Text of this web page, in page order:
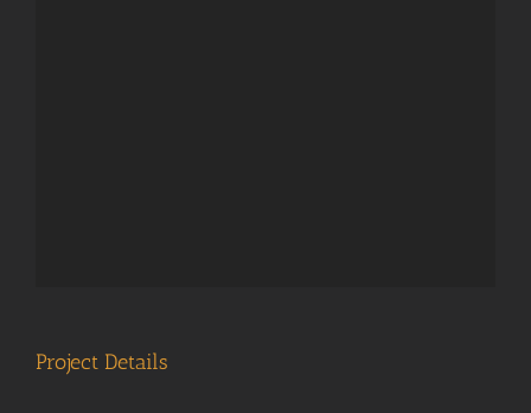
Project Details